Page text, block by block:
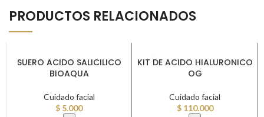
PRODUCTOS RELACIONADOS
SUERO ACIDO SALICILICO
BIOAQUA
Cuidado facial
$ 5.000
KIT DE ACIDO HIALURONICO
OG
Cuidado facial
$110.000